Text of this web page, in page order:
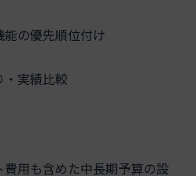
の優先順位付け
実績比較
用も含めた中長期予算の設